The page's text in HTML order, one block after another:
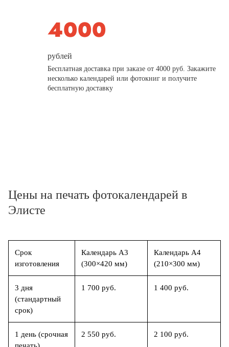
рублей
Бесплатная доставка при заказе от 4000 руб. Закажите
несколько календарей или фотокниг и получите
бесплатную доставку
Цены на печать фотокалендарей в
Элисте
Срок
изготовления
Календарь А3
(300×420 мм)
Календарь А4
(210×300 мм)
3 дня
(стандартный
срок)
1 700 руб. 1 400 руб.
1 день (срочная
2 550 руб. 2 100 руб.